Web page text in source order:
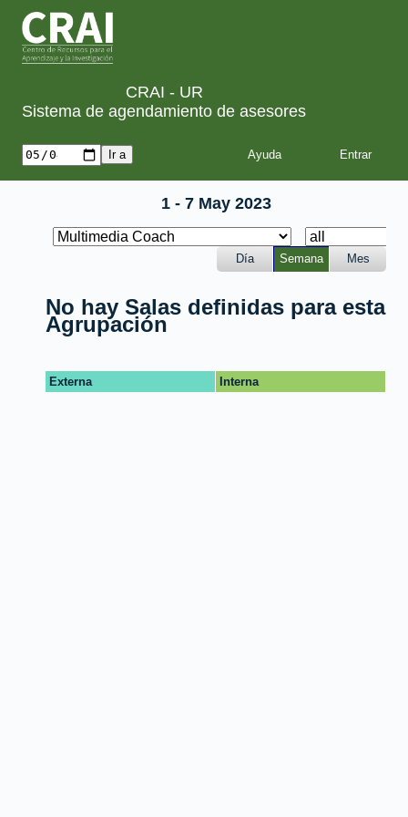
CRAI - UR
Sistema de agendamiento de asesores
Ayuda
1 - 7 May 2023
Día Semana Mes
No hay Salas definidas para esta
Agrupación
Externa Interna